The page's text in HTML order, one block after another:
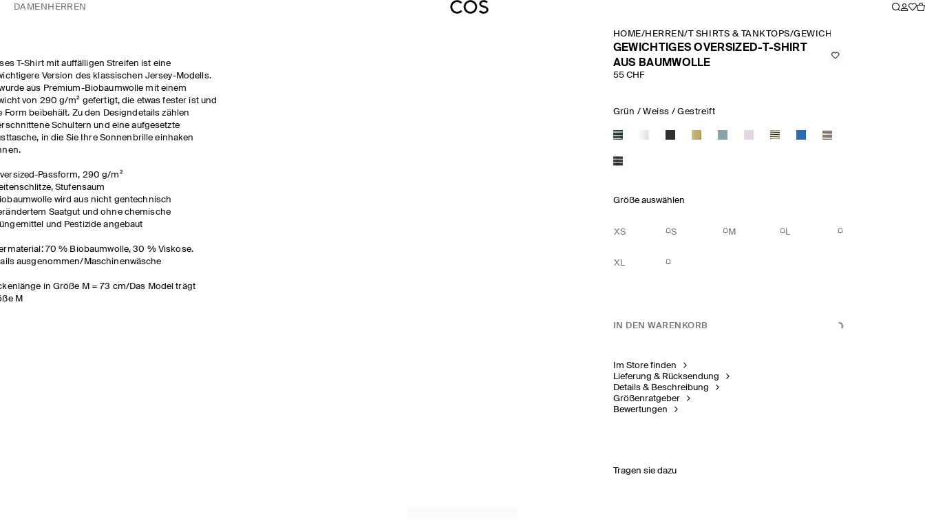
DAMEN HERREN
T-Shirt mit auffälligen Streifen ist eine
Version des klassischen Jersey-Modells.
aus Premium-Biobaumwolle mit einem
von 290 g/m² gefertigt, die etwas fester ist und
Form beibehält. Zu den Designdetails zählen
Schultern und eine aufgesetzte
in die Sie Ihre Sonnenbrille einhaken
Passform, 290 g/m²
Stufensaum
wird aus nicht gentechnisch
Saatgut und ohne chemische
und Pestizide angebaut
70 % Biobaumwolle, 30 % Viskose.
ausgenommen/Maschinenwäsche
in Größe M = 73 cm/Das Model trägt
M
HOME/HERREN/T SHIRTS & TANKTOPS/GEWICHTIGES OVERSIZED
GEWICHTIGES OVERSIZED-T-SHIRT
AUS BAUMWOLLE
55 CHF
Grün / Weiss / Gestreift
Größe auswählen
XS S M L
XL
IN DEN WARENKORB
Im Store finden
Lieferung & Rücksendung
Details & Beschreibung
Größenratgeber
Bewertungen
Tragen sie dazu